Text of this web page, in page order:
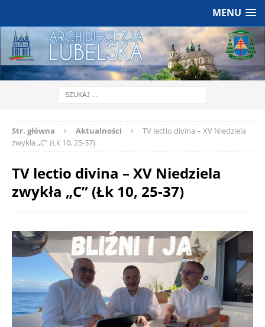
MENU
Str. główna Aktualności
TV lectio divina – XV Niedziela
zwykła „C” (Łk 10, 25-37)
TV lectio divina – XV Niedziela
zwykła „C” (Łk 10, 25-37)